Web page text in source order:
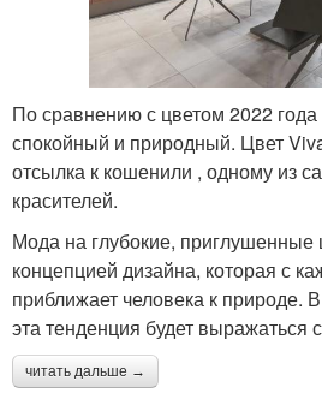
По сравнению с цветом 2022 года
спокойный и природный. Цвет
отсылка к кошенили , одному из
красителей.
Мода на глубокие, приглушенные
концепцией дизайна, которая с
приближает человека к природе.
эта тенденция будет выражаться
читать дальше →